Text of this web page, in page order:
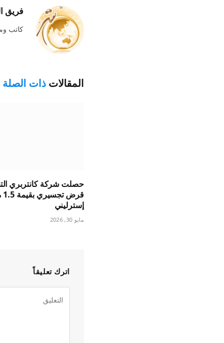
فريق
كاتب
المقالاتذات الصلة
حصلت شركة كانتربري
إسترليني
مايو 30, 2026
اترك تعليقاً